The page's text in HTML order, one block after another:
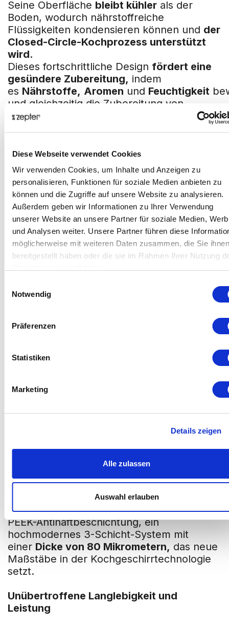
Diese Webseite verwendet Cookies
Wir verwenden Cookies, um Inhalte und Anzeigen zu
personalisieren, Funktionen für soziale Medien anbieten zu
können und die Zugriffe auf unsere Website zu analysieren.
Außerdem geben wir Informationen zu Ihrer Verwendung
unserer Website an unsere Partner für soziale Medien,
und Analysen weiter. Unsere Partner führen diese
möglicherweise mit weiteren Daten zusammen, die Sie ihnen
bereitgestellt haben oder die sie im Rahmen Ihrer Nutzung
Notwendig
Präferenzen
Statistiken
Marketing
Details zeigen
Alle zulassen
Auswahl erlauben
Seine Oberfläche bleibt kühler als der
Boden, wodurch nährstoffreiche
Flüssigkeiten kondensieren können und der
Closed-Circle-Kochprozess unterstützt
wird.
Dieses fortschrittliche Design fördert eine
gesündere Zubereitung, indem
es Nährstoffe, Aromen und Feuchtigkeit
und gleichzeitig die Zubereitung von
Speisen
bei niedrigeren Temperaturen
Diepatentierten Griffevon Zepter sind aus
Edelstahl mit einem Bakelit-Einsatz mit
Hydrobeschichtung in Holzoptik gefertigt
und verbinden Langlebigkeit mit moderner
Eleganz.
Das Bakelitbehält seine Eigenschaften
vonbis zu 200 °C
soZuverlässigkeit bei längerem Gebrauch.
kommen.
sicheren, komfortablen Halt und mühelose
Handhabung.
Zepter-Bratpfanneist ein Meisterwerk
Langlebigkeit, Leistung und gesundes
Kochen entwickelt wurde.
Das Herzstück bildet die revolutionäre C3+
PEEK-Antihaftbeschichtung, ein
hochmodernes 3-Schicht-System mit
einer Dicke von 80 Mikrometern, das neue
Maßstäbe in der Kochgeschirrtechnologie
setzt.
Unübertroffene Langlebigkeit und
Leistung